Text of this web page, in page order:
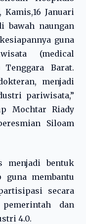
Januari
bawah naungan
guna
(medical
Barat.
menjadi
pariwisata,”
Mochtar Riady
Siloam
menjadi bentuk
guna membantu
secara
dan
4.0.